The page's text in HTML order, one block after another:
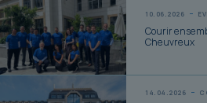
10.06.2026
Courir
Cheuvreux
14.04.2026